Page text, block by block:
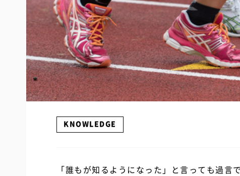
KNOWLEDGE
「誰もが知るようになった」と言っても過